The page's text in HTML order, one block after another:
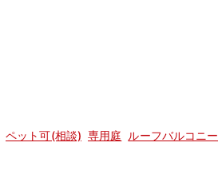
ペット可(相談) 専用庭 ルーフバルコニー